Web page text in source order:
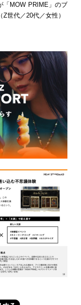
「MOW PRIME」のブ
世代／20代／女性）